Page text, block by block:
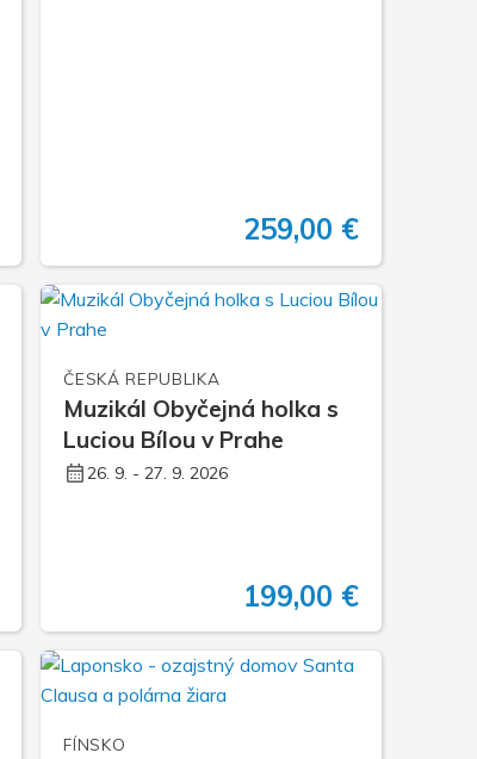
259,00 €
ČESKÁ REPUBLIKA
Muzikál Obyčejná holka s
Luciou Bílou v Prahe
26. 9. - 27. 9. 2026
199,00 €
FÍNSKO